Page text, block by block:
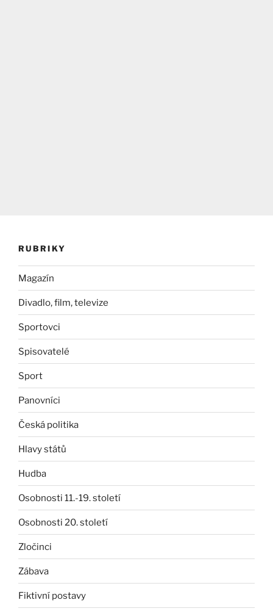
RUBRIKY
Magazín
Divadlo, film, televize
Sportovci
Spisovatelé
Sport
Panovníci
Česká politika
Hlavy států
Hudba
Osobnosti 11.-19. století
Osobnosti 20. století
Zločinci
Zábava
Fiktivní postavy